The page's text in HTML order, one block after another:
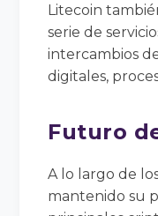
Litecoin
serie de
intercambios
digitales,
Futuro
A lo largo de
mantenido su